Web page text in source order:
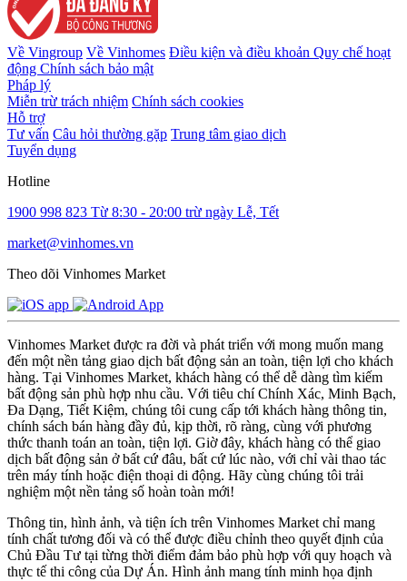
Về Vingroup Về Vinhomes Điều kiện và điều khoản Quy chế hoạt
động Chính sách bảo mật
Pháp lý
Miễn trừ trách nhiệm Chính sách cookies
Hỗ trợ
Tư vấn Câu hỏi thường gặp Trung tâm giao dịch
Tuyển dụng
Hotline
1900 998 823 Từ 8:30 - 20:00 trừ ngày Lễ, Tết
market@vinhomes.vn
Theo dõi Vinhomes Market
Vinhomes Market được ra đời và phát triển với mong muốn mang
đến một nền tảng giao dịch bất động sản an toàn, tiện lợi cho khách
hàng. Tại Vinhomes Market, khách hàng có thể dễ dàng tìm kiếm
bất động sản phù hợp nhu cầu. Với tiêu chí Chính Xác, Minh Bạch,
Đa Dạng, Tiết Kiệm, chúng tôi cung cấp tới khách hàng thông tin,
chính sách bán hàng đầy đủ, kịp thời, rõ ràng, cùng với phương
thức thanh toán an toàn, tiện lợi. Giờ đây, khách hàng có thể giao
dịch bất động sản ở bất cứ đâu, bất cứ lúc nào, với chỉ vài thao tác
trên máy tính hoặc điện thoại di động. Hãy cùng chúng tôi trải
nghiệm một nền tảng số hoàn toàn mới!
Thông tin, hình ảnh, và tiện ích trên Vinhomes Market chỉ mang
tính chất tương đối và có thể được điều chỉnh theo quyết định của
Chủ Đầu Tư tại từng thời điểm đảm bảo phù hợp với quy hoạch và
thực tế thi công của Dự Án. Hình ảnh mang tính minh họa định